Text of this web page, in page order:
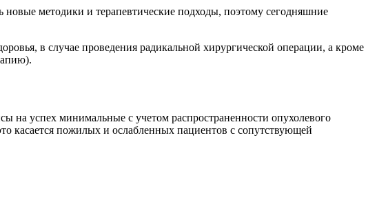
новые методики и терапевтические подходы, поэтому сегодняшние
в случае проведения радикальной хирургической операции, а кроме
на успех минимальные с учетом распространенности опухолевого
касается пожилых и ослабленных пациентов с сопутствующей